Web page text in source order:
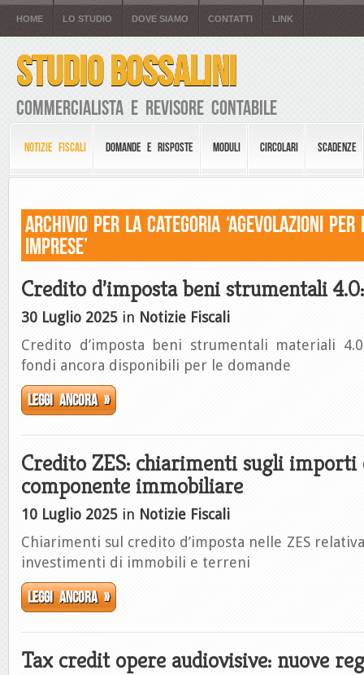
HOME LO STUDIO DOVE SIAMO CONTATTI LINK
STUDIO BOSSALINI
Commercialista e Revisore Contabile
NOTIZIE FISCALI DOMANDE E RISPOSTE MODULI CIRCOLARI SCADENZE
Archivio per la Categoria ‘Agevolazioni per
Imprese’
Credito d’imposta beni strumentali
30 Luglio 2025 in Notizie Fiscali
Credito d’imposta beni strumentali materiali
fondi ancora disponibili per le domande
Leggi ancora »
Credito ZES: chiarimenti sugli importi
componente immobiliare
10 Luglio 2025 in Notizie Fiscali
Chiarimenti sul credito d’imposta nelle ZES
investimenti di immobili e terreni
Leggi ancora »
Tax credit opere audiovisive: nuove